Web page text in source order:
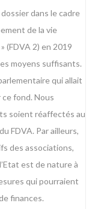
dans le cadre
de la vie
(FDVA 2) en 2019
moyens suffisants.
qui allait
ce fond. Nous
soient réaffectés au
FDVA. Par ailleurs,
des associations,
est de nature à
qui pourraient
finances.